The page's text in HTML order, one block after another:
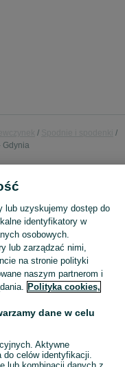
Gdynia
dziewczynki,strój Zobacz
lub uzyskujemy dostęp do
identyfikatory w
osobowych.
lub zarządzać nimi,
na stronie polityki
naszym partnerom i
Polityka cookies,
dane w celu
Aktywne
do celów identyfikacji.